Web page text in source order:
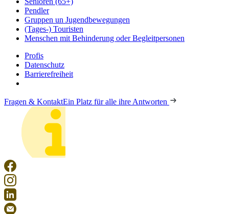
Pendler
Gruppen un Jugendbewegungen
(Tages-) Touristen
Menschen mit Behinderung oder Begleitpersonen
Profis
Datenschutz
Barrierefreiheit
Fragen & KontaktEin Platz für alle ihre Antworten